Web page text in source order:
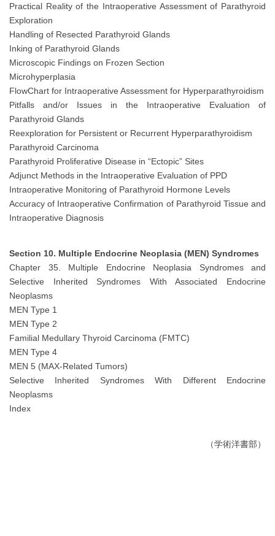
Practical Reality of the Intraoperative Assessment of Parathyroid
Exploration
Handling of Resected Parathyroid Glands
Inking of Parathyroid Glands
Microscopic Findings on Frozen Section
Microhyperplasia
FlowChart for Intraoperative Assessment for Hyperparathyroidism
Pitfalls and/or Issues in the Intraoperative Evaluation of
Parathyroid Glands
Reexploration for Persistent or Recurrent Hyperparathyroidism
Parathyroid Carcinoma
Parathyroid Proliferative Disease in “Ectopic” Sites
Adjunct Methods in the Intraoperative Evaluation of PPD
Intraoperative Monitoring of Parathyroid Hormone Levels
Accuracy of Intraoperative Confirmation of Parathyroid Tissue and
Intraoperative Diagnosis
Section 10. Multiple Endocrine Neoplasia (MEN) Syndromes
Chapter 35. Multiple Endocrine Neoplasia Syndromes and
Selective Inherited Syndromes With Associated Endocrine
Neoplasms
MEN Type 1
MEN Type 2
Familial Medullary Thyroid Carcinoma (FMTC)
MEN Type 4
MEN 5 (MAX-Related Tumors)
Selective Inherited Syndromes With Different Endocrine
Neoplasms
Index
（学術洋書部）